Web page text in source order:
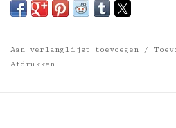
Aan verlanglijst toevoegen /
Afdrukken